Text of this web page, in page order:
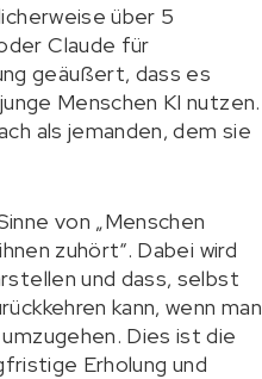
über 5
Claude für
geäußert, dass es
Menschen KI nutzen.
als jemanden, dem sie
von „Menschen
zuhört“. Dabei wird
und dass, selbst
kann, wenn man
Dies ist die
Erholung und